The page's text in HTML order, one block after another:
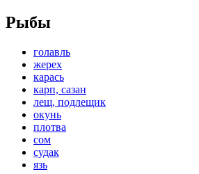
Рыбы
голавль
жерех
карась
карп, сазан
лещ, подлещик
окунь
плотва
сом
судак
язь